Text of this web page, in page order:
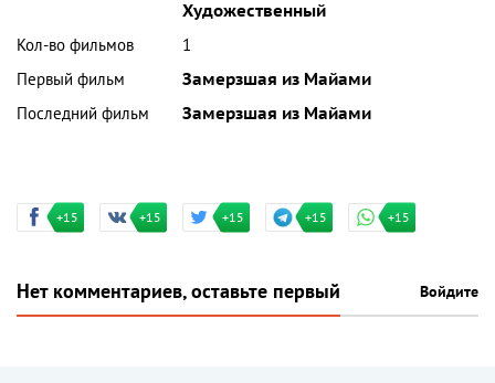
Художественный
Кол-во фильмов
1
Первый фильм
Замерзшая из Майами
Последний фильм
Замерзшая из Майами
+15 +15 +15 +15 +15
Нет комментариев, оставьте первый Войдите